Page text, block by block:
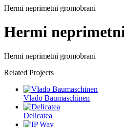
Hermi neprimetni gromobrani
Hermi
Hermi neprimetni gromobrani
Related Projects
Vlado Baumaschinen
Delicatea